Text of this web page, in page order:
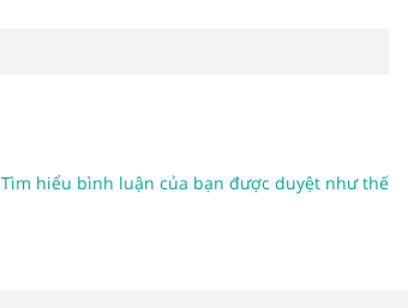
Tìm hiểu bình luận của bạn được duyệt như thế